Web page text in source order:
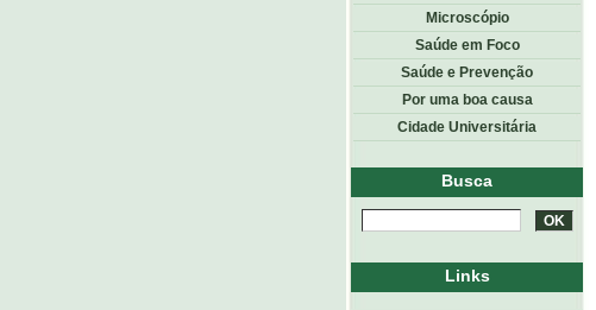
Microscópio
Saúde em Foco
Saúde e Prevenção
Por uma boa causa
Cidade Universitária
Busca
Links